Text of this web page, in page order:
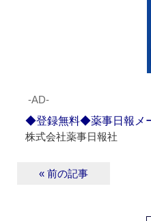
‐AD‐
◆登録無料◆薬事日報メ
株式会社薬事日報社
« 前の記事